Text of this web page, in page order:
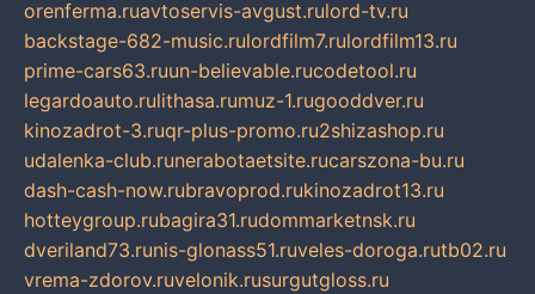
orenferma.ruavtoservis-avgust.rulord-tv.ru
backstage-682-music.rulordfilm7.rulordfilm13.ru
prime-cars63.ruun-believable.rucodetool.ru
legardoauto.rulithasa.rumuz-1.rugooddver.ru
kinozadrot-3.ruqr-plus-promo.ru2shizashop.ru
udalenka-club.runerabotaetsite.rucarszona-bu.ru
dash-cash-now.rubravoprod.rukinozadrot13.ru
hotteygroup.rubagira31.rudommarketnsk.ru
dveriland73.runis-glonass51.ruveles-doroga.rutb02.ru
vrema-zdorov.ruvelonik.rusurgutgloss.ru